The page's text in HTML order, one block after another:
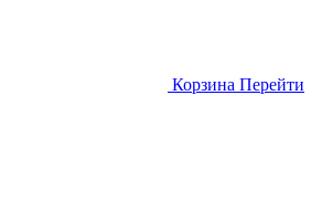
Корзина Перейти